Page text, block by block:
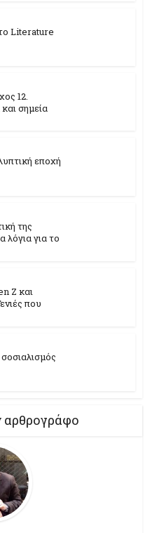
Literature
12.
σημεία
εποχή
της
λόγια για το
Z και
που
αρθρογράφο